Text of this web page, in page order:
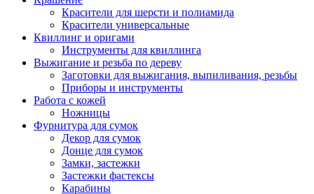
Красители для шерсти и полиамида
Красители универсальные
Квиллинг и оригами
Инструменты для квиллинга
Выжигание и резьба по дереву
Заготовки для выжигания, выпиливания, резьбы
Приборы и инструменты
Работа с кожей
Ножницы
Фурнитура для сумок
Декор для сумок
Донце для сумок
Замки, застежки
Застежки фастексы
Карабины